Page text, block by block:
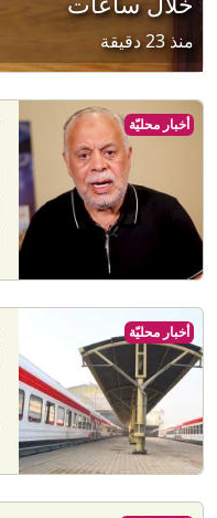
منذ 23 دقيقة
أخبار محليّة
أخبار محليّة